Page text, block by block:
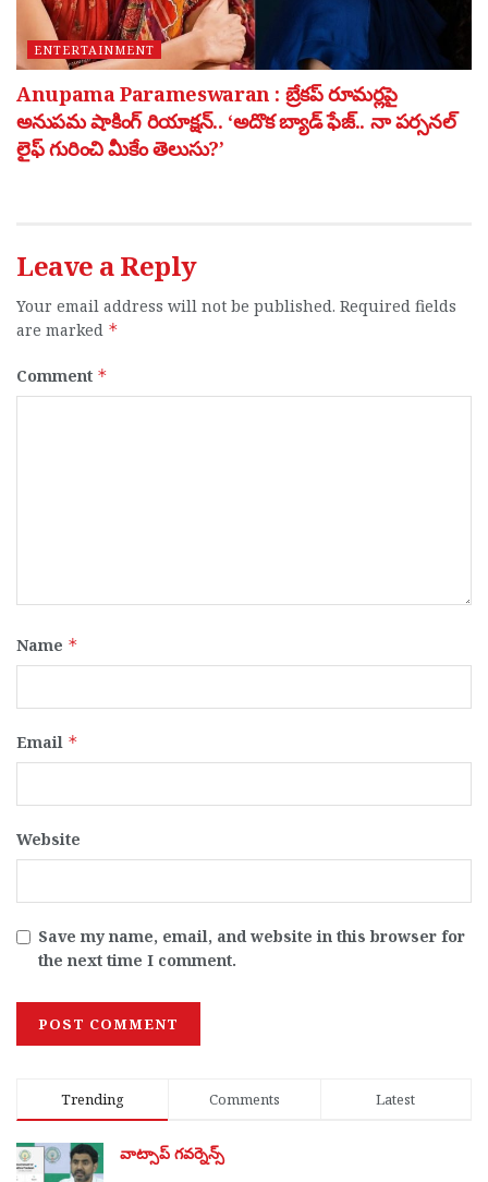
ENTERTAINMENT
Anupama Parameswaran : బ్రేకప్ రూమర్లపై
అనుపమ షాకింగ్ రియాక్షన్.. ‘అదొక బ్యాడ్ ఫేజ్.. నా పర్సనల్
లైఫ్ గురించి మీకేం తెలుసు?’
Leave a Reply
Your email address will not be published. Required fields
are marked *
Comment *
Name *
Email *
Website
Save my name, email, and website in this browser for
the next time I comment.
Trending Comments Latest
వాట్సాప్ గవర్నెన్స్